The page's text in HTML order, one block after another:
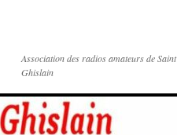
Association des radios amateurs de Saint
Ghislain